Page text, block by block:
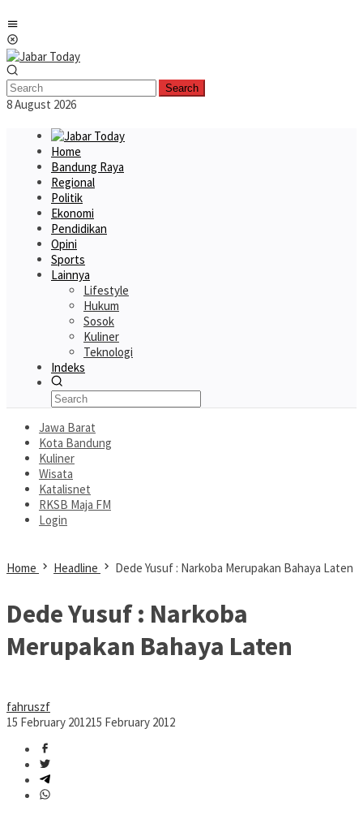
to
content
Search
8 August 2026
Home
Bandung Raya
Regional
Politik
Ekonomi
Pendidikan
Opini
Sports
Lainnya
Lifestyle
Hukum
Sosok
Kuliner
Teknologi
Indeks
Jawa Barat
Kota Bandung
Kuliner
Wisata
Katalisnet
RKSB Maja FM
Login
Home Headline Dede Yusuf : Narkoba Merupakan Bahaya Laten
Dede Yusuf : Narkoba
Merupakan Bahaya Laten
fahruszf
15 February 201215 February 2012